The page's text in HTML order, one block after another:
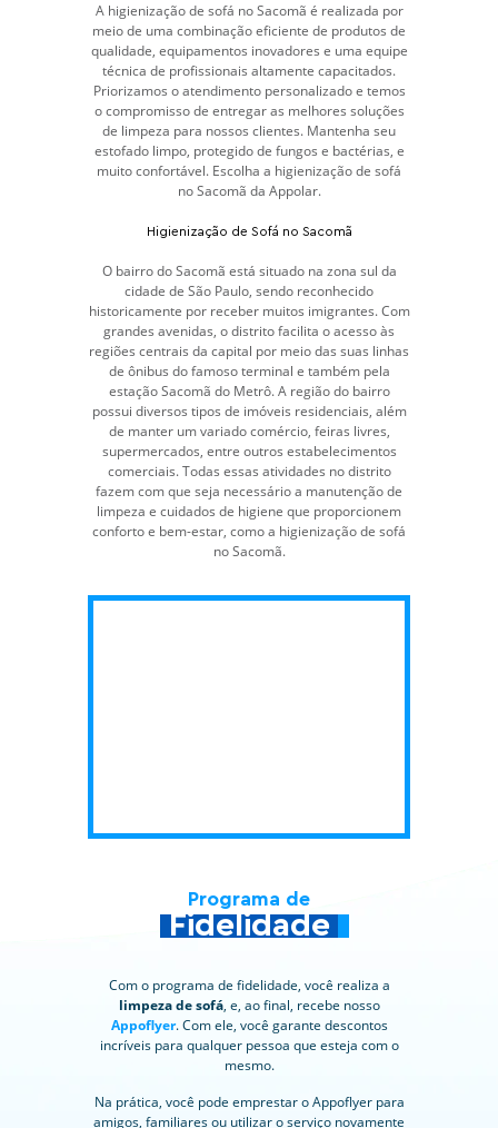
A higienização de sofá no Sacomã é realizada por
meio de uma combinação eficiente de produtos de
qualidade, equipamentos inovadores e uma equipe
técnica de profissionais altamente capacitados.
Priorizamos o atendimento personalizado e temos
o compromisso de entregar as melhores soluções
de limpeza para nossos clientes. Mantenha seu
estofado limpo, protegido de fungos e bactérias, e
muito confortável. Escolha a higienização de sofá
no Sacomã da Appolar.
Higienização de Sofá no Sacomã
O bairro do Sacomã está situado na zona sul da
cidade de São Paulo, sendo reconhecido
historicamente por receber muitos imigrantes. Com
grandes avenidas, o distrito facilita o acesso às
regiões centrais da capital por meio das suas linhas
de ônibus do famoso terminal e também pela
estação Sacomã do Metrô. A região do bairro
possui diversos tipos de imóveis residenciais, além
de manter um variado comércio, feiras livres,
supermercados, entre outros estabelecimentos
comerciais. Todas essas atividades no distrito
fazem com que seja necessário a manutenção de
limpeza e cuidados de higiene que proporcionem
conforto e bem-estar, como a higienização de sofá
no Sacomã.
Programa de
Fidelidade
Com o programa de fidelidade, você realiza a
limpeza de sofá, e, ao final, recebe nosso
Appoflyer. Com ele, você garante descontos
incríveis para qualquer pessoa que esteja com o
mesmo.
Na prática, você pode emprestar o Appoflyer para
amigos, familiares ou utilizar o serviço novamente